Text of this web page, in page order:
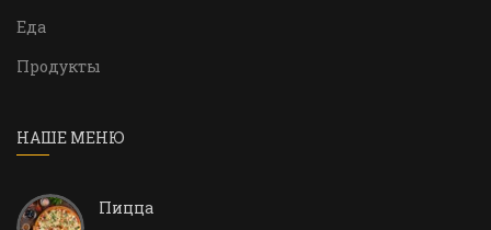
Еда
Продукты
НАШЕ МЕНЮ
Пицца